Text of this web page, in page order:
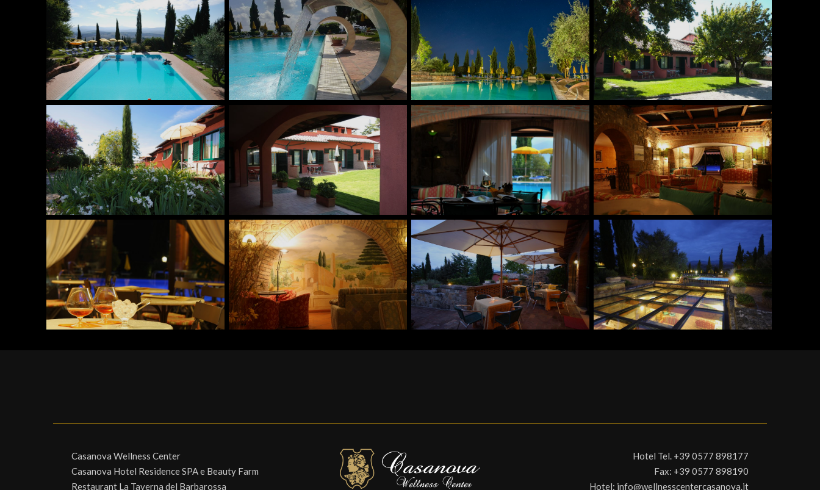
Casanova Wellness Center
Casanova Hotel Residence SPA e Beauty Farm
Restaurant La Taverna del Barbarossa
Hotel Tel. +39 0577 898177
Fax: +39 0577 898190
Hotel: info@wellnesscentercasanova.it